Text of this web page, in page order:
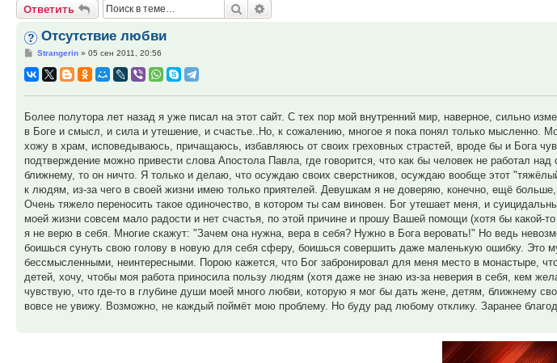
Ответить Поиск
Отсутствие любви
Сообщение
Strangerin» 05 сен 2011, 20:56
Более полутора лет назад я уже писал на этот сайт. С тех пор мой внутренний мир, наверное, сильно
в Боге и смысл, и сила и утешение, и счастье..Но, к сожалению, многое я пока понял только мысленно.
хожу в храм, исповедываюсь, причащаюсь, избавляюсь от своих греховных страстей, вроде бы и Бога
подтверждение можно привести слова Апостола Павла, где говорится, что как бы человек не работал
ближнему, то он ничто. Я только и делаю, что осуждаю своих сверстников, осуждаю вообще этот
к людям, из-за чего в своей жизни имею только приятелей. Девушкам я не доверяю, конечно, ещё
Очень тяжело переносить такое одиночество, в котором ты сам виновен. Бог утешает меня, и
моей жизни совсем мало радости и нет счастья, по этой причине и прошу Вашей помощи (хотя бы какой-
я не верю в себя. Многие скажут: "Зачем она нужна, вера в себя? Нужно в Бога веровать!" Но ведь
боишься сунуть свою голову в новую для себя сферу, боишься совершить даже маленькую ошибку. Это
бессмысленными, неинтересными. Порою кажется, что Бог забронировал для меня место в монастыре,
детей, хочу, чтобы моя работа приносила пользу людям (хотя даже не знаю из-за неверия в себя, кем
чувствую, что где-то в глубине души моей много любви, которую я мог бы дать жене, детям, ближнему
вовсе не увижу. Возможно, не каждый поймёт мою проблему. Но буду рад любому отклику. Заранее